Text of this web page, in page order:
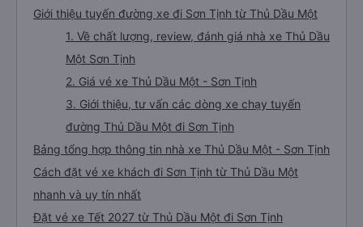
Giới thiệu tuyến đường xe đi Sơn Tịnh từ Thủ Dầu Một
1. Về chất lượng, review, đánh giá nhà xe Thủ Dầu
Một Sơn Tịnh
2. Giá vé xe Thủ Dầu Một - Sơn Tịnh
3. Giới thiệu, tư vấn các dòng xe chạy tuyến
đường Thủ Dầu Một đi Sơn Tịnh
Bảng tổng hợp thông tin nhà xe Thủ Dầu Một - Sơn Tịnh
Cách đặt vé xe khách đi Sơn Tịnh từ Thủ Dầu Một
nhanh và uy tín nhất
Đặt vé xe Tết 2027 từ Thủ Dầu Một đi Sơn Tịnh